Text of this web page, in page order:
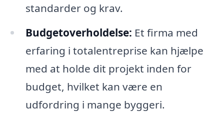
standarder og krav.
Budgetoverholdelse: Et firma med
erfaring i totalentreprise kan hjælpe
med at holde dit projekt inden for
budget, hvilket kan være en
udfordring i mange byggeri.